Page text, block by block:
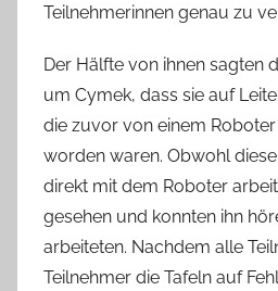
Teilnehmerinnen genau zu
Der Hälfte von ihnen sagten
um Cymek, dass sie auf
die zuvor von einem Roboter
worden waren. Obwohl
direkt mit dem Roboter
gesehen und konnten ihn
arbeiteten. Nachdem alle
Teilnehmer die Tafeln auf